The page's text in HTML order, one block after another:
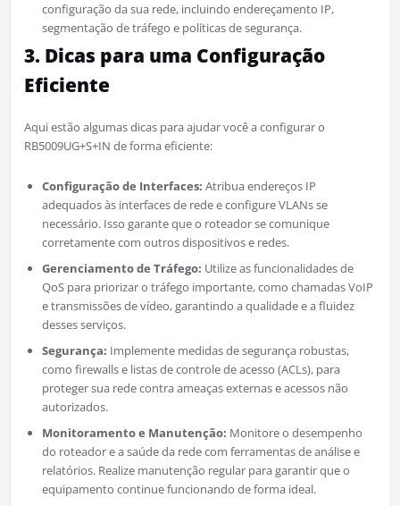
configuração da sua rede, incluindo endereçamento IP,
segmentação de tráfego e políticas de segurança.
3. Dicas para uma Configuração
Eficiente
Aqui estão algumas dicas para ajudar você a configurar o
RB5009UG+S+IN de forma eficiente:
Configuração de Interfaces: Atribua endereços IP
adequados às interfaces de rede e configure VLANs se
necessário. Isso garante que o roteador se comunique
corretamente com outros dispositivos e redes.
Gerenciamento de Tráfego: Utilize as funcionalidades de
QoS para priorizar o tráfego importante, como chamadas VoIP
e transmissões de vídeo, garantindo a qualidade e a fluidez
desses serviços.
Segurança: Implemente medidas de segurança robustas,
como firewalls e listas de controle de acesso (ACLs), para
proteger sua rede contra ameaças externas e acessos não
autorizados.
Monitoramento e Manutenção: Monitore o desempenho
do roteador e a saúde da rede com ferramentas de análise e
relatórios. Realize manutenção regular para garantir que o
equipamento continue funcionando de forma ideal.